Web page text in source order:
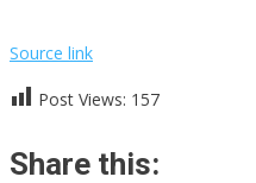
Source link
Post Views: 157
Share this: